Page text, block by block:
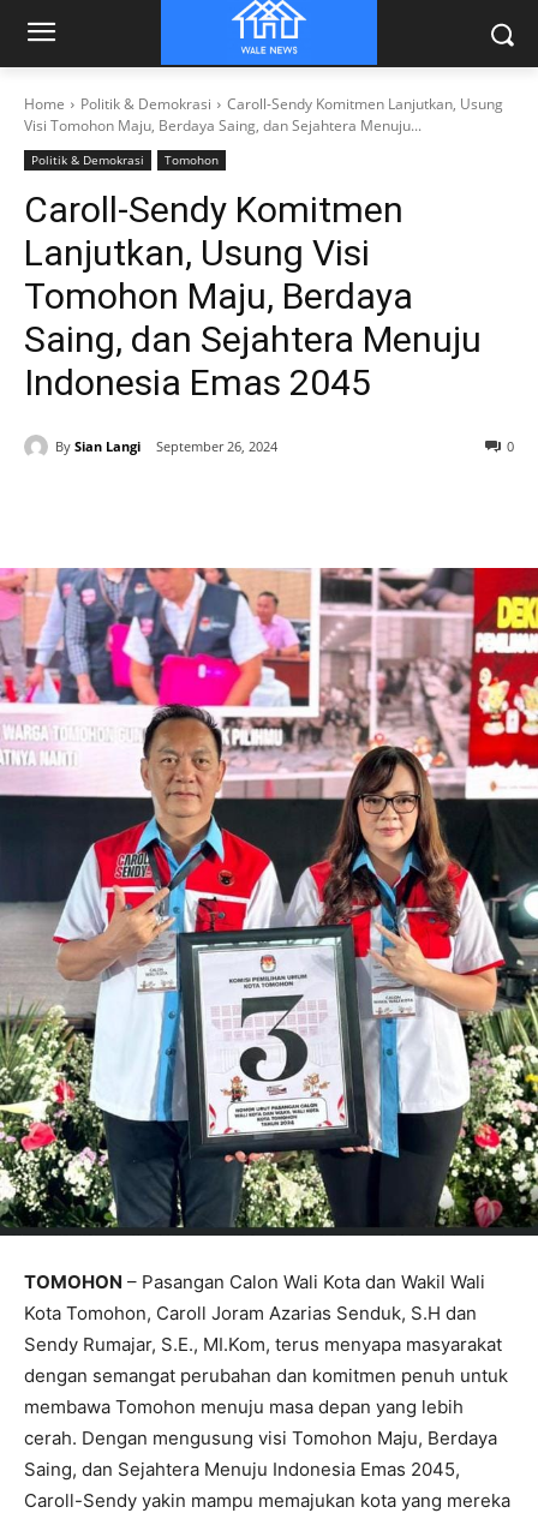
Home Politik & Demokrasi
Caroll-Sendy Komitmen Lanjutkan, Usung
Visi Tomohon Maju, Berdaya Saing, dan Sejahtera Menuju...
Politik & Demokrasi Tomohon
Caroll-Sendy Komitmen
Lanjutkan, Usung Visi
Tomohon Maju, Berdaya
Saing, dan Sejahtera Menuju
Indonesia Emas 2045
By Sian Langi September 26, 2024 0
TOMOHON – Pasangan Calon Wali Kota dan Wakil Wali
Kota Tomohon, Caroll Joram Azarias Senduk, S.H dan
Sendy Rumajar, S.E., MI.Kom, terus menyapa masyarakat
dengan semangat perubahan dan komitmen penuh untuk
membawa Tomohon menuju masa depan yang lebih
cerah. Dengan mengusung visi Tomohon Maju, Berdaya
Saing, dan Sejahtera Menuju Indonesia Emas 2045,
Caroll-Sendy yakin mampu memajukan kota yang mereka